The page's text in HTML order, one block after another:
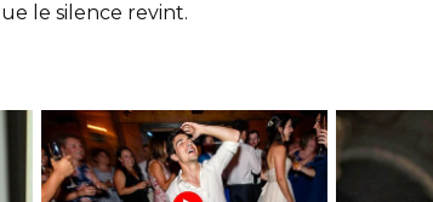
le silence revint.